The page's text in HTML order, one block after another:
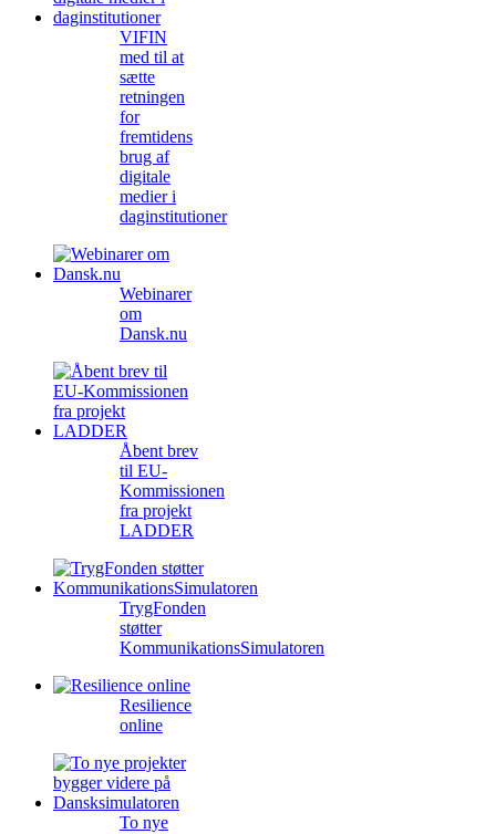
VIFIN
med til at
sætte
retningen
for
fremtidens
brug af
digitale
medier i
daginstitutioner
Webinarer
om
Dansk.nu
Åbent brev
til EU-
Kommissionen
fra projekt
LADDER
TrygFonden
støtter
KommunikationsSimulatoren
Resilience
online
To nye